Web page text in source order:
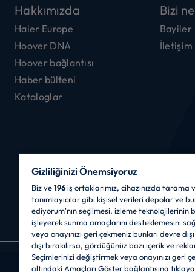
Hakkımızda
Haier Europe
Hoover DNA
Hoover bağlantısı
Haber bülteni
Kataloglar
Bizi
Bayiler
İletişim
CANDY HOOVER GROUP
Gizliliğinizi Önemsiyoruz
Biz ve196iş ortaklarımız, cihazınızda
tanımlayıcılar gibi kişisel verileri depolar ve
ediyorum'nın seçilmesi, izleme teknolojilerinin
işleyerek sunma amaçlarını desteklemesini
veya onayınızı geri çekmeniz bunları devre
dışı bırakılırsa, gördüğünüz bazı içerik ve
Seçimlerinizi değiştirmek veya onayınızı geri
altındaki Amaçları Göster bağlantısına